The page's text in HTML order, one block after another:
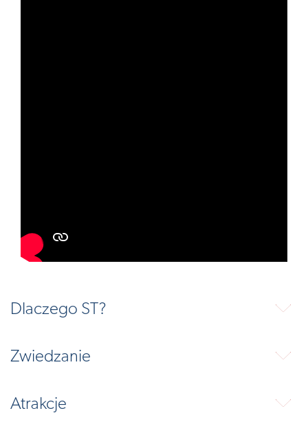
Dlaczego ST? ⬇
Zwiedzanie ⬇
Atrakcje ⬇